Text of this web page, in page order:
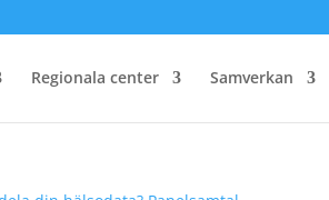
Regionala center Samverkan